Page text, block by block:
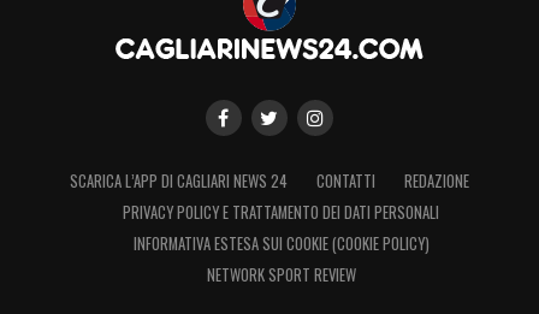
SCARICA L’APP DI CAGLIARI NEWS 24 CONTATTI
REDAZIONE
PRIVACY POLICY E TRATTAMENTO DEI DATI PERSONALI
INFORMATIVA ESTESA SUI COOKIE (COOKIE POLICY)
NETWORK SPORT REVIEW